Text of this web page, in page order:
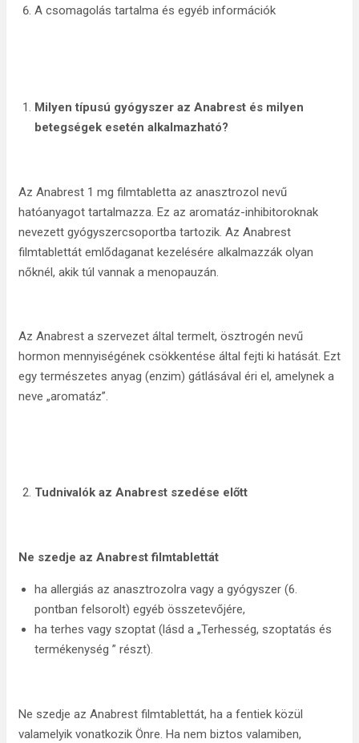
A csomagolás tartalma és egyéb információk
Milyen típusú gyógyszer az Anabrest és milyen
betegségek esetén alkalmazható?
Az Anabrest 1 mg filmtabletta az anasztrozol nevű
hatóanyagot tartalmazza. Ez az aromatáz-inhibitoroknak
nevezett gyógyszercsoportba tartozik. Az Anabrest
filmtablettát emlődaganat kezelésére alkalmazzák olyan
nőknél, akik túl vannak a menopauzán.
Az Anabrest a szervezet által termelt, ösztrogén nevű
hormon mennyiségének csökkentése által fejti ki hatását. Ezt
egy természetes anyag (enzim) gátlásával éri el, amelynek a
neve „aromatáz”.
Tudnivalók az Anabrest szedése előtt
Ne szedje az Anabrest filmtablettát
ha allergiás az anasztrozolra vagy a gyógyszer (6.
pontban felsorolt) egyéb összetevőjére,
ha terhes vagy szoptat (lásd a „Terhesség, szoptatás és
termékenység ” részt).
Ne szedje az Anabrest filmtablettát, ha a fentiek közül
valamelyik vonatkozik Önre. Ha nem biztos valamiben,